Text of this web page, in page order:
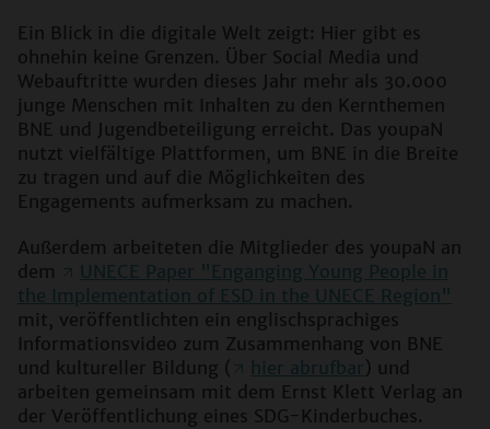
Ein Blick in die digitale Welt zeigt: Hier gibt es
ohnehin keine Grenzen. Über Social Media und
Webauftritte wurden dieses Jahr mehr als 30.000
junge Menschen mit Inhalten zu den Kernthemen
BNE und Jugendbeteiligung erreicht. Das youpaN
nutzt vielfältige Plattformen, um BNE in die Breite
zu tragen und auf die Möglichkeiten des
Engagements aufmerksam zu machen.
Außerdem arbeiteten die Mitglieder des youpaN an
dem
UNECE Paper "Enganging Young People in
the Implementation of ESD in the UNECE Region"
mit, veröffentlichten ein englischsprachiges
Informationsvideo zum Zusammenhang von BNE
und kultureller Bildung (
hier abrufbar) und
arbeiten gemeinsam mit dem Ernst Klett Verlag an
der Veröffentlichung eines SDG-Kinderbuches.